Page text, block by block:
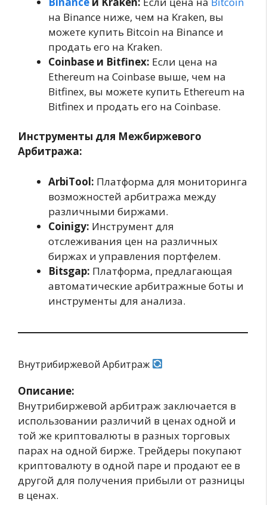
на Binance ниже, чем на Kraken, вы
можете купить Bitcoin на Binance и
продать его на Kraken.
Coinbase и Bitfinex: Если цена на
Ethereum на Coinbase выше, чем на
Bitfinex, вы можете купить Ethereum на
Bitfinex и продать его на Coinbase.
Инструменты для Межбиржевого
Арбитража:
ArbiTool: Платформа для мониторинга
возможностей арбитража между
различными биржами.
Coinigy: Инструмент для
отслеживания цен на различных
биржах и управления портфелем.
Bitsgap: Платформа, предлагающая
автоматические арбитражные боты и
инструменты для анализа.
Внутрибиржевой Арбитраж
Описание:
Внутрибиржевой арбитраж заключается в
использовании различий в ценах одной и
той же криптовалюты в разных торговых
парах на одной бирже. Трейдеры покупают
криптовалюту в одной паре и продают ее в
другой для получения прибыли от разницы
в ценах.